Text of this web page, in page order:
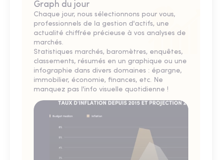
Graph du jour
Chaque jour, nous sélectionnons pour vous,
professionnels de la gestion d'actifs, une
actualité chiffrée précieuse à vos analyses de
marchés.
Statistiques marchés, baromètres, enquêtes,
classements, résumés en un graphique ou une
infographie dans divers domaines : épargne,
immobilier, économie, finances, etc. Ne
manquez pas l'info visuelle quotidienne !